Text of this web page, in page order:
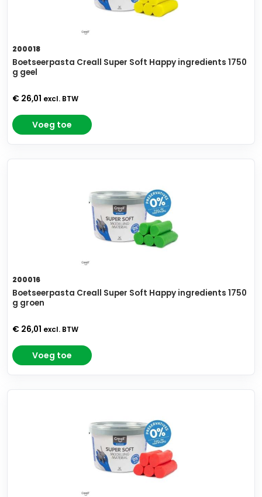
200018
Boetseerpasta Creall Super Soft Happy ingredients 1750
g geel
€ 26,01 excl. BTW
Voeg toe
200016
Boetseerpasta Creall Super Soft Happy ingredients 1750
g groen
€ 26,01 excl. BTW
Voeg toe